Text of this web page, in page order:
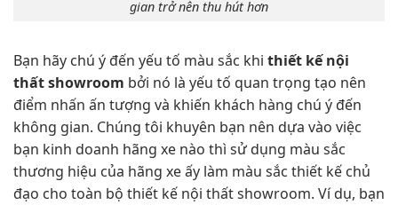
gian trở nên thu hút hơn
Bạn hãy chú ý đến yếu tố màu sắc khi thiết kế nội
thất showroom bởi nó là yếu tố quan trọng tạo nên
điểm nhấn ấn tượng và khiến khách hàng chú ý đến
không gian. Chúng tôi khuyên bạn nên dựa vào việc
bạn kinh doanh hãng xe nào thì sử dụng màu sắc
thương hiệu của hãng xe ấy làm màu sắc thiết kế chủ
đạo cho toàn bộ thiết kế nội thất showroom. Ví dụ, bạn